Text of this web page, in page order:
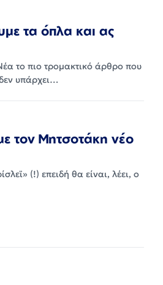
τα όπλα και ας
το πιο τρομακτικό άρθρο που
υπάρχει…
τον Μητσοτάκη νέο
(!) επειδή θα είναι, λέει, ο